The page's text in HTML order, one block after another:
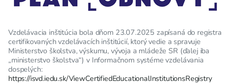
Vzdelávacia inštitúcia bola dňom 23.07.2025 zapísaná do registra
certifikovaných vzdelávacích inštitúcií, ktorý vedie a spravuje
Ministerstvo školstva, výskumu, vývoja a mládeže SR (ďalej iba
„ministerstvo školstva“) v Informačnom systéme vzdelávania
dospelých:
https://isvd.iedu.sk/ViewCertifiedEducationalInstitutionsRegistry